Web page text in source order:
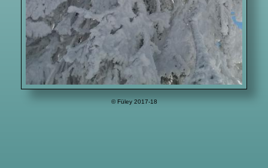
© Füley 2017-18